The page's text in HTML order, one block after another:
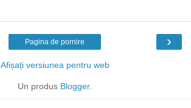
›
Pagina de pornire
Afișați versiunea pentru web
Un produs Blogger.